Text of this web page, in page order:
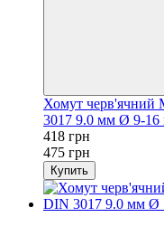
Хомут черв'ячний
3017 9.0 мм Ø 9-
418 грн
475 грн
Купить